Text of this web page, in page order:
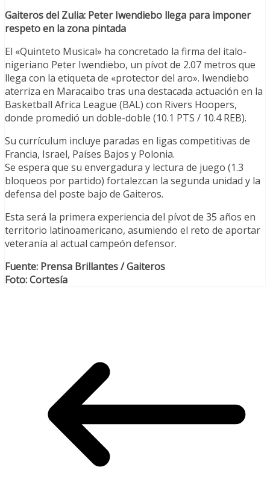
Gaiteros del Zulia: Peter Iwendiebo llega para imponer
respeto en la zona pintada
El «Quinteto Musical» ha concretado la firma del italo-
nigeriano Peter Iwendiebo, un pívot de 2.07 metros que
llega con la etiqueta de «protector del aro». Iwendiebo
aterriza en Maracaibo tras una destacada actuación en la
Basketball Africa League (BAL) con Rivers Hoopers,
donde promedió un doble-doble (10.1 PTS / 10.4 REB).
Su currículum incluye paradas en ligas competitivas de
Francia, Israel, Países Bajos y Polonia.
Se espera que su envergadura y lectura de juego (1.3
bloqueos por partido) fortalezcan la segunda unidad y la
defensa del poste bajo de Gaiteros.
Esta será la primera experiencia del pívot de 35 años en
territorio latinoamericano, asumiendo el reto de aportar
veteranía al actual campeón defensor.
Fuente: Prensa Brillantes / Gaiteros
Foto: Cortesía